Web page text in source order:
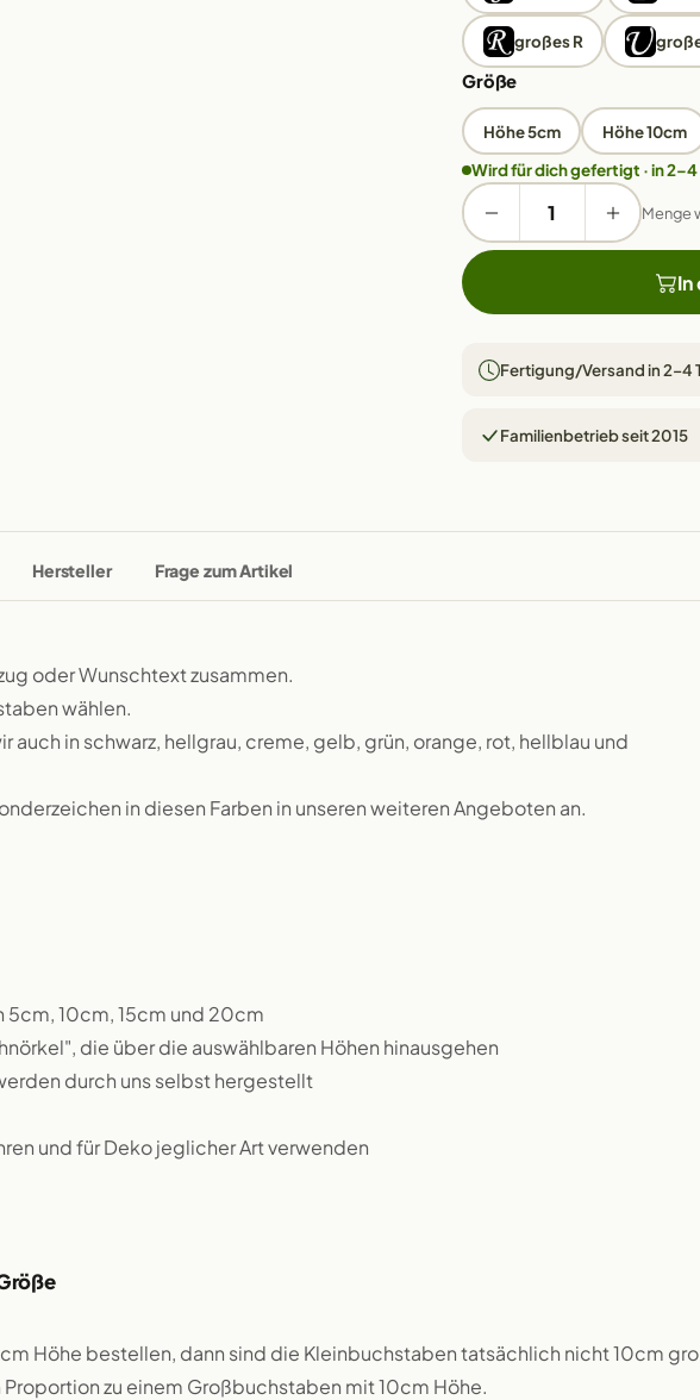
großes R
Größe
Höhe 5cm
Höhe 10cm
Wird für dich gefertigt · in 2–4
Menge
In
Fertigung/Versand in 2–4
Familienbetrieb seit 2015
Hersteller Frage zum Artikel
oder Wunschtext zusammen.
wählen.
in schwarz, hellgrau, creme, gelb, grün, orange, rot, hellblau und
in diesen Farben in unseren weiteren Angeboten an.
5cm, 10cm, 15cm und 20cm
die über die auswählbaren Höhen hinausgehen
durch uns selbst hergestellt
und für Deko jeglicher Art verwenden
Höhe bestellen, dann sind die Kleinbuchstaben tatsächlich nicht 10cm
zu einem Großbuchstaben mit 10cm Höhe.